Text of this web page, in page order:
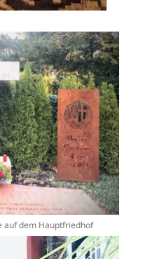
auf dem Hauptfriedhof